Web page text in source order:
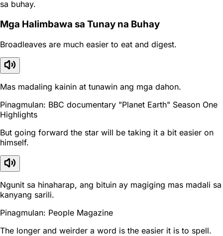
sa buhay.
Mga Halimbawa sa Tunay na Buhay
Broadleaves are much easier to eat and digest.
Mas madaling kainin at tunawin ang mga dahon.
Pinagmulan: BBC documentary "Planet Earth" Season One
Highlights
But going forward the star will be taking it a bit easier on
himself.
Ngunit sa hinaharap, ang bituin ay magiging mas madali sa
kanyang sarili.
Pinagmulan: People Magazine
The longer and weirder a word is the easier it is to spell.